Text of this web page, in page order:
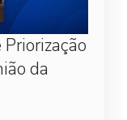
da